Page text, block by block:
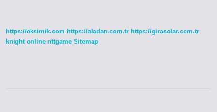
https://eksimik.com https://aladan.com.tr https://girasolar.com.tr
knight online nttgame Sitemap